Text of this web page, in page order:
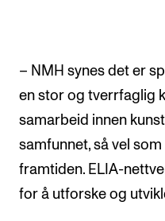
– NMH synes det er
en stor og tverrfaglig
samarbeid innen
samfunnet, så vel
framtiden. ELIA-
for å utforske og